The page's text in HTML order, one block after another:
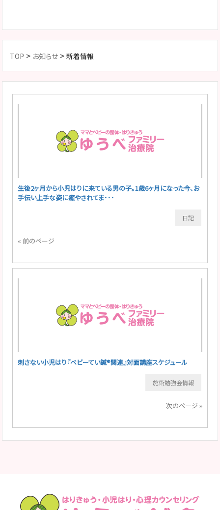
TOP > お知らせ >新着情報
生後2ヶ月から小児はりに来ている男の子。1歳6ヶ月になった今、お
手伝い上手な姿に癒やされてま･･･
日記
« 前のページ
刺さない小児はり『ベビーてい鍼®関連』対面講座スケジュール
施術勉強会情報
次のページ »